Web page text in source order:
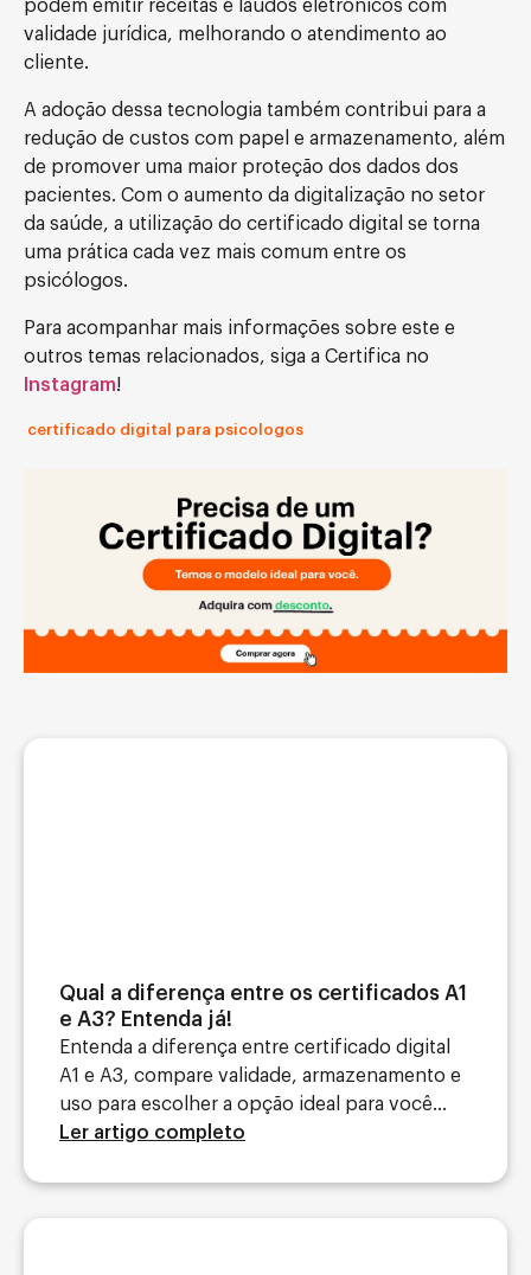
podem emitir receitas e laudos eletrônicos com
validade jurídica, melhorando o atendimento ao
cliente.
A adoção dessa tecnologia também contribui para a
redução de custos com papel e armazenamento, além
de promover uma maior proteção dos dados dos
pacientes. Com o aumento da digitalização no setor
da saúde, a utilização do certificado digital se torna
uma prática cada vez mais comum entre os
psicólogos.
Para acompanhar mais informações sobre este e
outros temas relacionados, siga a Certifica no
Instagram!
certificado digital para psicologos
Qual a diferença entre os certificados A1
e A3? Entenda já!
Entenda a diferença entre certificado digital
A1 e A3, compare validade, armazenamento e
uso para escolher a opção ideal para você...
Ler artigo completo